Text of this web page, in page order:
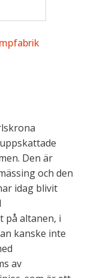
Den är
och den
idag blivit
på altanen, i
kanske inte
av